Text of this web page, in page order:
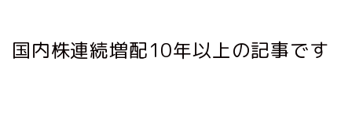
国内株連続増配10年以上の記事です